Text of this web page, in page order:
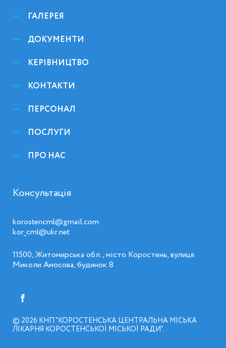
ГАЛЕРЕЯ
ДОКУМЕНТИ
КЕРІВНИЦТВО
КОНТАКТИ
ПЕРСОНАЛ
ПОСЛУГИ
ПРО НАС
Консультація
korostencml@gmail.com
kor_cml@ukr.net
11500, Житомирська обл., місто Коростень, вулиця
Миколи Амосова, будинок 8
© 2026 КНП "КОРОСТЕНСЬКА ЦЕНТРАЛЬНА МІСЬКА
ЛІКАРНЯ КОРОСТЕНСЬКОЇ МІСЬКОЇ РАДИ"